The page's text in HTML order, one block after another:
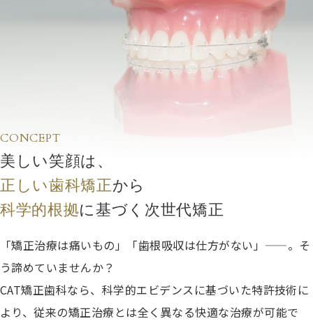
CONCEPT
美しい笑顔は、
正しい歯科矯正から
科学的根拠に基づく次世代矯正
「矯正治療は痛いもの」「歯根吸収は仕方がない」——。そ
う諦めていませんか？
CAT矯正歯科なら、科学的エビデンスに基づいた特許技術に
より、従来の矯正治療とは全く異なる快適な治療が可能で